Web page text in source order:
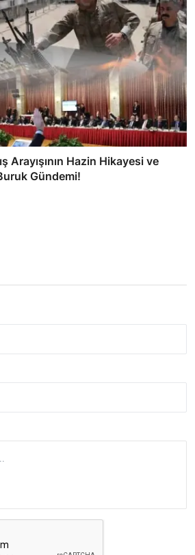
Arayışının Hazin Hikayesi ve
Gündemi!